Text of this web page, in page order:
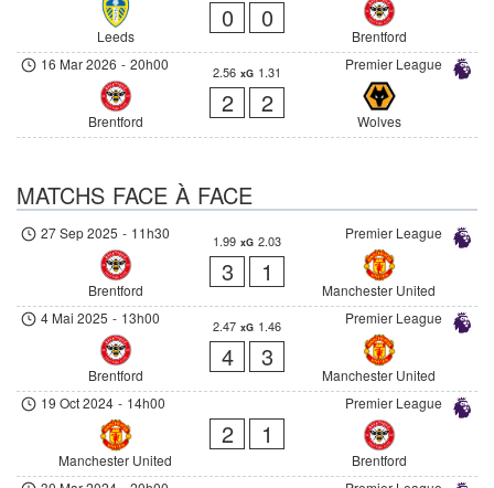
Leeds
0 0
Brentford
Premier League
16 Mar 2026 - 20h00
Brentford
2.56 xG 1.31
2 2
Wolves
MATCHS FACE À FACE
Premier League
27 Sep 2025 - 11h30
Brentford
1.99 xG 2.03
3 1
Manchester United
Premier League
4 Mai 2025 - 13h00
Brentford
2.47 xG 1.46
4 3
Manchester United
Premier League
19 Oct 2024 - 14h00
Manchester United
2 1
Brentford